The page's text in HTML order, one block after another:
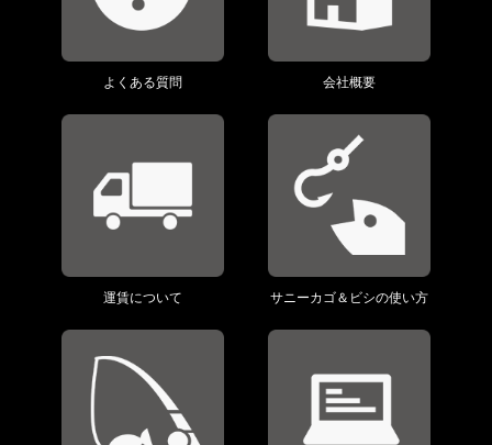
よくある質問 会社概要
運賃について サニーカゴ＆ビシの使い方